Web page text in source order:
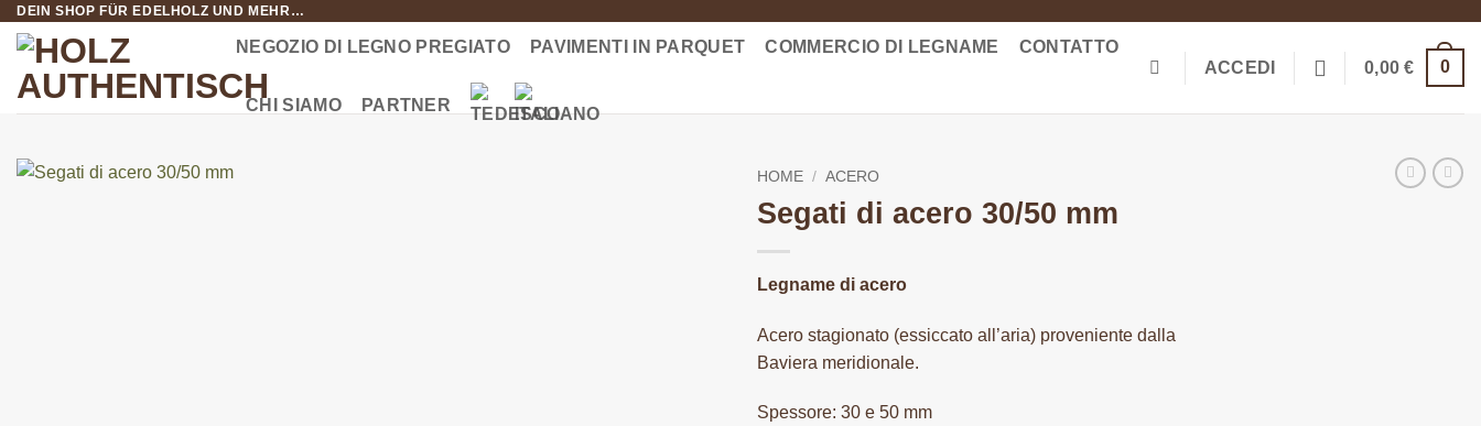
Salta
contenuti
DEIN SHOP FÜR EDELHOLZ UND MEHR…
NEGOZIO DI LEGNO PREGIATO PAVIMENTI IN PARQUET COMMERCIO DI LEGNAME CONTATTO
CHI SIAMO PARTNER
ACCEDI 0,00€ 0
HOME / ACERO
Segati di acero 30/50 mm
Legname di acero
Acero stagionato (essiccato all’aria) proveniente dalla
Baviera meridionale.
Spessore: 30 e 50 mm